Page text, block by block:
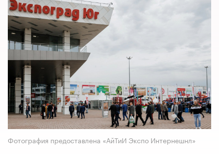
Фотография предоставлена «АйТиИ Экспо Интернешнл»